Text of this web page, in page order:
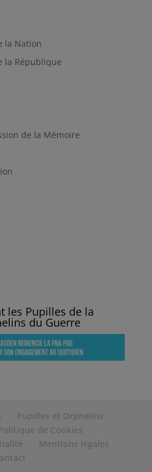
la Nation
la République
de la Mémoire
les Pupilles de la
du Guerre
Pupilles et Orphelins
de Cookies
Mentions légales